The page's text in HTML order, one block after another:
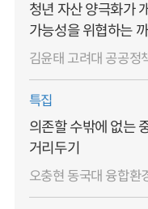
청년 자산 양극화가
가능성을 위협하는
김윤태 고려대 공공정
특집
의존할 수밖에 없는
거리두기
오충현 동국대 융합환